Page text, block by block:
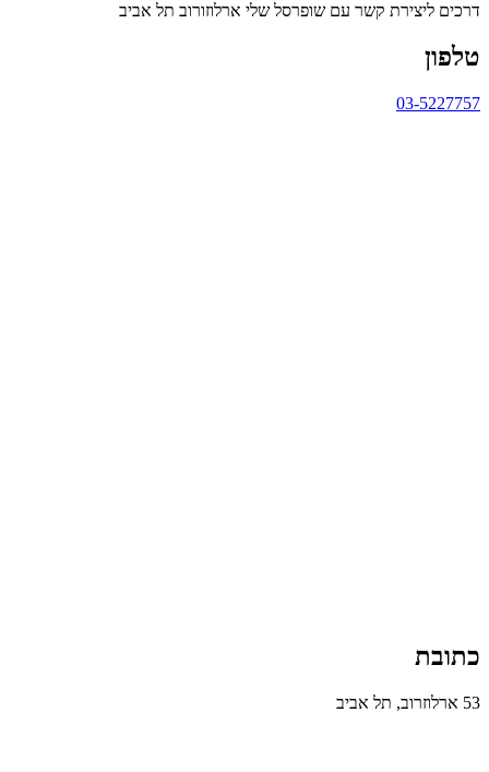
דרכים ליצירת קשר עם שופרסל שלי ארלוזורוב תל אביב
טלפון
03-5227757
כתובת
53 ארלוזרוב, תל אביב